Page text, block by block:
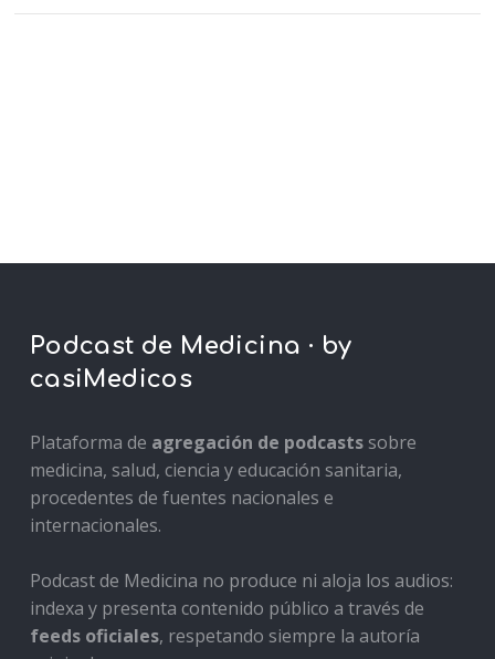
Podcast de Medicina · by
casiMedicos
Plataforma de agregación de podcastssobre
medicina, salud, ciencia y educación sanitaria,
procedentes de fuentes nacionales e
internacionales.
Podcast de Medicina no produce ni aloja los audios:
indexa y presenta contenido público a través de
feeds oficiales, respetando siempre la autoría